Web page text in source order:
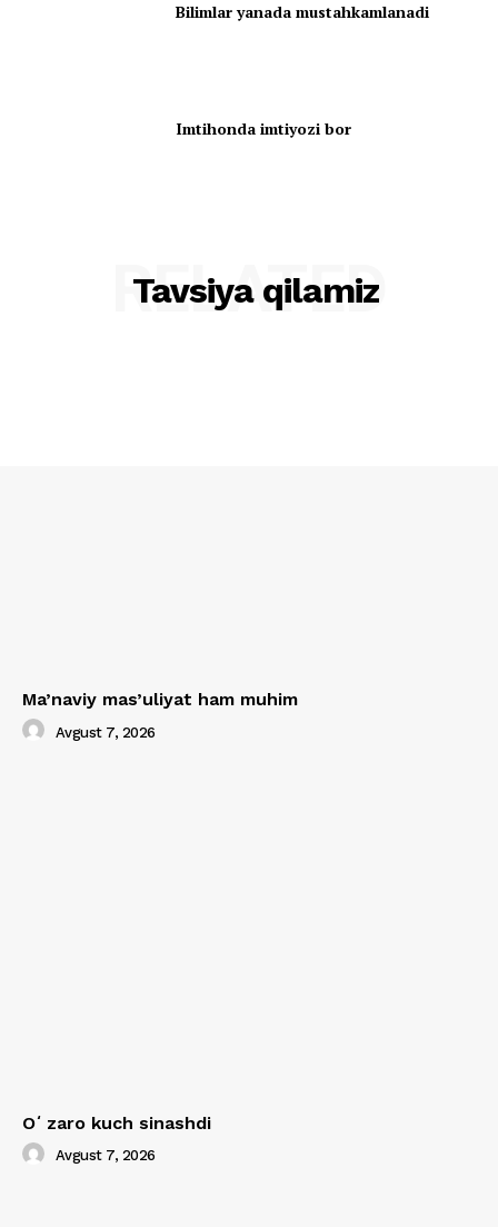
Bilimlar yanada mustahkamlanadi
Imtihonda imtiyozi bor
Tavsiya qilamiz
RELATED
Ma’naviy mas’uliyat ham muhim
Avgust 7, 2026
Oʻzaro kuch sinashdi
Avgust 7, 2026